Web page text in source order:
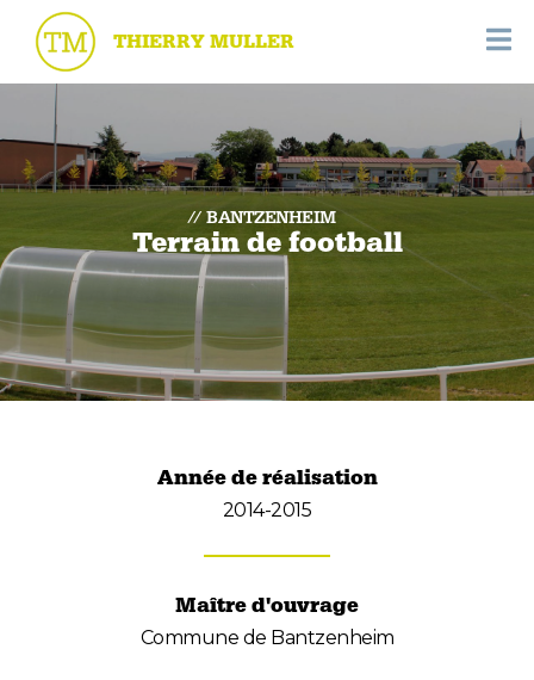
THIERRY MULLER
BANTZENHEIM
Terrain de football
Année de réalisation
2014-2015
Maître d'ouvrage
Commune de Bantzenheim